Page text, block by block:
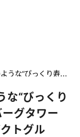
東海地方の最新“インパクトグルメ”とは『花咲かタイムズ』
な“びっくり
グタワー
トグル